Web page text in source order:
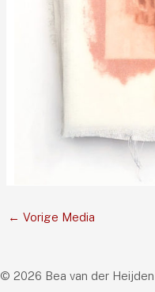
← Vorige Media
© 2026 Bea van der Heijden